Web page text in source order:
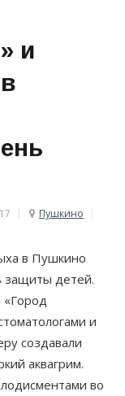
и
Пушкино
в Пушкино
защиты детей.
«Город
и
создавали
аквагрим.
во